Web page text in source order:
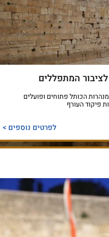
המתפללים
הכותל פתוחים ופועלים
פיקוד העורף
לפרטים נוספים >